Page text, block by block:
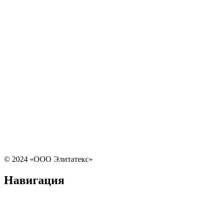
© 2024 «ООО Элитатекс»
Навигация